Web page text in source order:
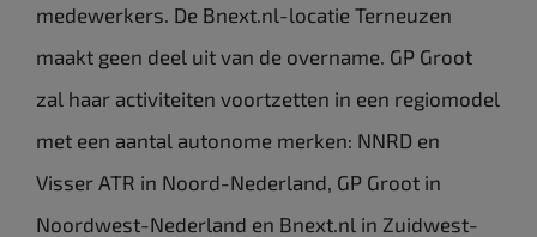
medewerkers. De Bnext.nl-locatie Terneuzen
maakt geen deel uit van de overname. GP Groot
zal haar activiteiten voortzetten in een regiomodel
met een aantal autonome merken: NNRD en
Visser ATR in Noord-Nederland, GP Groot in
Noordwest-Nederland en Bnext.nl in Zuidwest-